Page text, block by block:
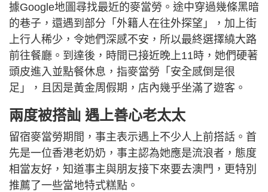
據Google地圖尋找最近的麥當勞。途中穿過幾條黑暗
的巷子，還遇到部分「外籍人在往外探望」，加上街
上行人稀少，令她們深感不安，所以最終選擇繞大路
前往餐廳。到達後，時間已接近晚上11時，她們硬著
頭皮進入並點餐休息，指麥當勞「安全感倒是很
足」，且因是黃金周假期，店內幾乎坐滿了遊客。
兩度被搭訕 遇上善心老太太
留宿麥當勞期間，事主表示遇上不少人上前搭話。首
先是一位香港老奶奶，事主認為她應是流浪者，態度
相當友好，知道事主與朋友接下來要去澳門，更特別
推薦了一些當地特式糕點。